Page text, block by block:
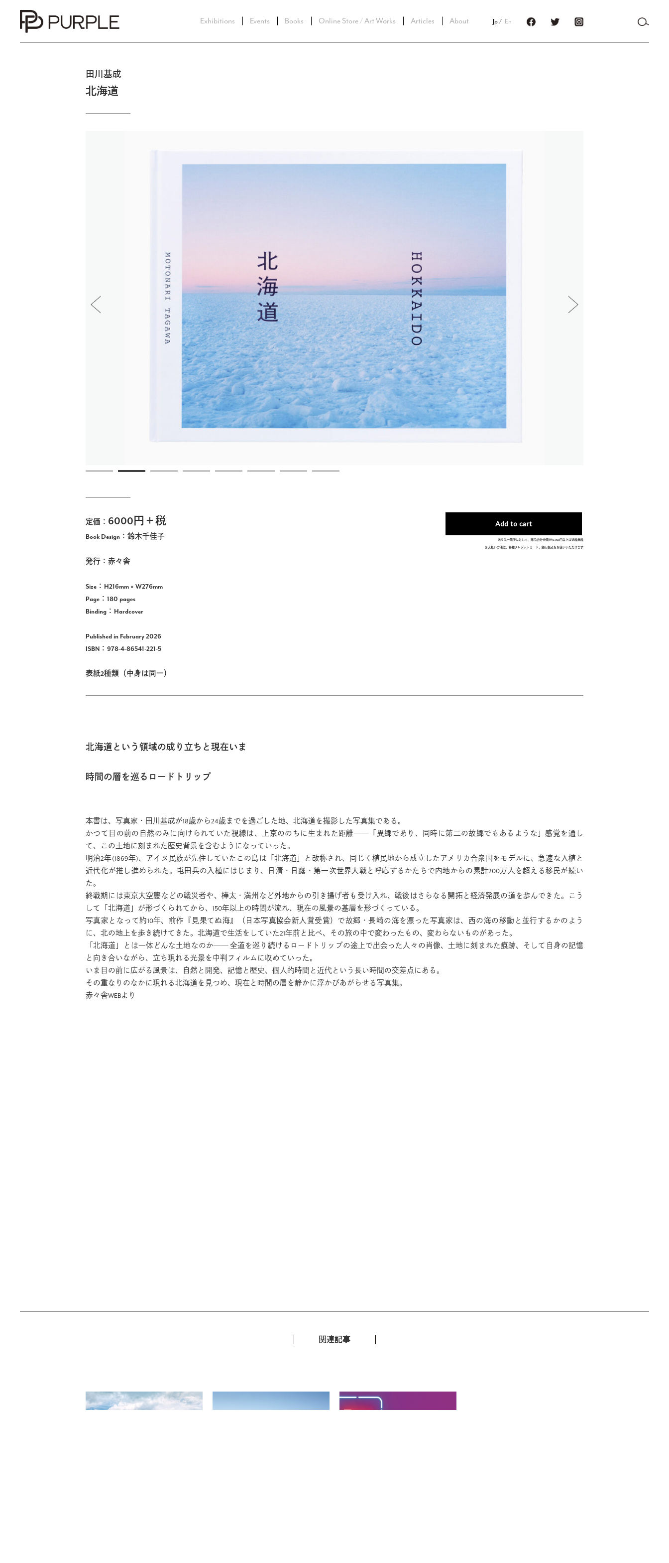
Exhibitions Events Books Online Store / Art Works Articles About Jp En
田川基成
北海道
定価： 6000円＋税
Book Design：鈴木千佳子
発行：赤々舎
Size：H216mm × W276mm
Page：180 pages
Binding：Hardcover
Published in February 2026
ISBN：978-4-86541-221-5
表紙2種類（中身は同一）
送り先一箇所に対して、商品合計金額が10,000円以上は送料無料
お支払い方法は、各種クレジットカード、銀行振込をお使いいただけます
北海道という領域の成り立ちと現在いま
時間の層を巡るロードトリップ
本書は、写真家・田川基成が18歳から24歳までを過ごした地、北海道を撮影した写真集である。
かつて目の前の自然のみに向けられていた視線は、上京ののちに生まれた距離──「異郷であり、同時に第二の故郷でもあるような」感覚を通し
て、この土地に刻まれた歴史背景を含むようになっていった。
明治2年(1869年)、アイヌ民族が先住していたこの島は「北海道」と改称され、同じく植民地から成立したアメリカ合衆国をモデルに、急速な入植と
近代化が推し進められた。屯田兵の入植にはじまり、日清・日露・第一次世界大戦と呼応するかたちで内地からの累計200万人を超える移民が続い
た。
終戦期には東京大空襲などの戦災者や、樺太・満州など外地からの引き揚げ者も受け入れ、戦後はさらなる開拓と経済発展の道を歩んできた。こう
して「北海道」が形づくられてから、150年以上の時間が流れ、現在の風景の基層を形づくっている。
写真家となって約10年、前作『見果てぬ海』（日本写真協会新人賞受賞）で故郷・長崎の海を漂った写真家は、西の海の移動と並行するかのよう
に、北の地上を歩き続けてきた。北海道で生活をしていた21年前と比べ、その旅の中で変わったもの、変わらないものがあった。
「北海道」とは一体どんな土地なのか── 全道を巡り続けるロードトリップの途上で出会った人々の肖像、土地に刻まれた痕跡、そして自身の記憶
と向き合いながら、立ち現れる光景を中判フィルムに収めていった。
いま目の前に広がる風景は、自然と開発、記憶と歴史、個人的時間と近代という長い時間の交差点にある。
その重なりのなかに現れる北海道を見つめ、現在と時間の層を静かに浮かびあがらせる写真集。
赤々舎WEBより
関連記事